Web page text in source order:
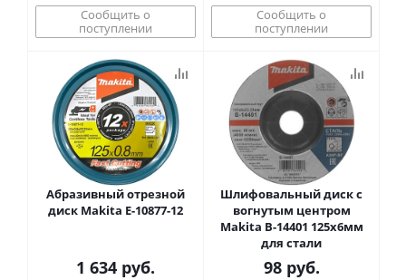
Сообщить о
поступлении
Сообщить о
поступлении
Абразивный отрезной
диск Makita E-10877-12
1 634 руб.
Шлифовальный диск c
вогнутым центром
Makita B-14401 125x6мм
для стали
98руб.